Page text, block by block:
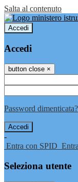
Salta al contenuto
Accedi
Accedi
button close ×
Password dimenticata?
-
Entra con SPID
Seleziona utente